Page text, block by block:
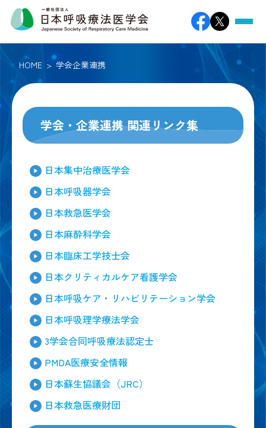
HOME 学会企業連携
学会・企業連携 関連リンク集
日本集中治療医学会
日本呼吸器学会
日本救急医学会
日本麻酔科学会
日本臨床工学技士会
日本クリティカルケア看護学会
日本呼吸ケア・リハビリテーション学会
日本呼吸理学療法学会
3学会合同呼吸療法認定士
PMDA医療安全情報
日本蘇生協議会（JRC）
日本救急医療財団